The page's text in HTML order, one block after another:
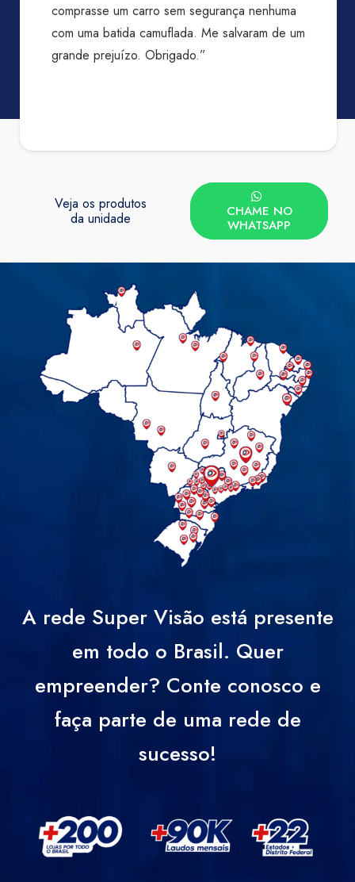
segurança nenhuma
Me salvaram de um
prestativos,
muito rápido, indico mil
Veja os produtos
da unidade
CHAME NO
WHATSAPP
A rede Super Visão está presente
em todo o Brasil. Quer
empreender? Conte conosco e
faça parte de uma rede de
sucesso!